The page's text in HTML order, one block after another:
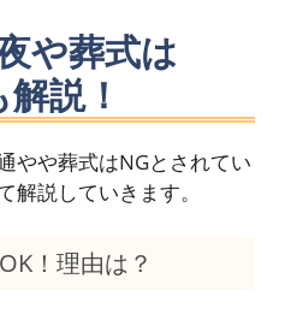
や葬式は
説！
やや葬式はNGとされてい
解説していきます。
！理由は？